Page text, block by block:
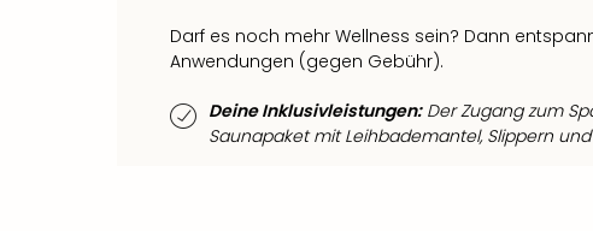
Darf es noch mehr Wellness sein? Dann
Anwendungen (gegen Gebühr).
Deine Inklusivleistungen:Der Zugang zum
Saunapaket mit Leihbademantel, Slippern